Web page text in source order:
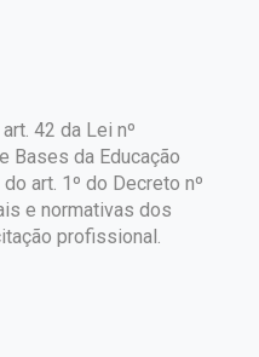
42 da Lei nº
Bases da Educação
art. 1º do Decreto nº
e normativas dos
profissional.